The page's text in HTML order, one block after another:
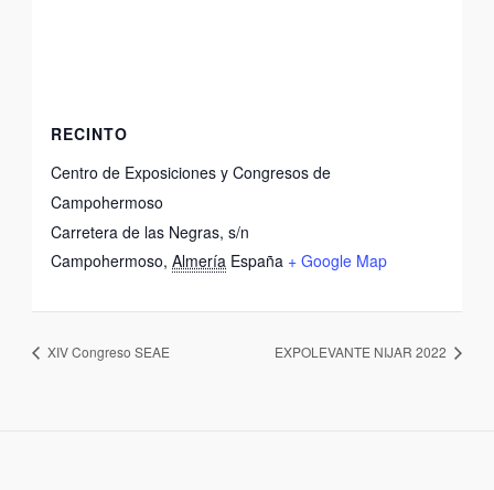
RECINTO
Centro de Exposiciones y Congresos de
Campohermoso
Carretera de las Negras, s/n
Campohermoso, Almería España + Google Map
XIV Congreso SEAE EXPOLEVANTE NIJAR 2022